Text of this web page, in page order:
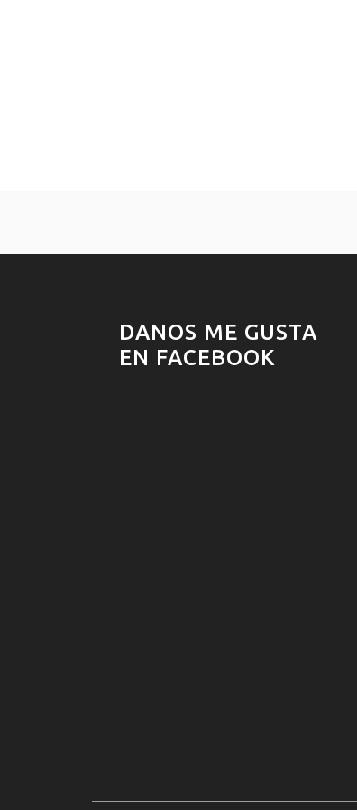
DANOS ME GUSTA
EN FACEBOOK